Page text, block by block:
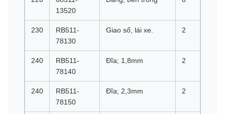
13520
230
RB511-
78130
Giao số, lái xe. 2
240
RB511-
78140
Đĩa; 1,8mm 2
240
RB511-
78150
Đĩa; 2,3mm 2